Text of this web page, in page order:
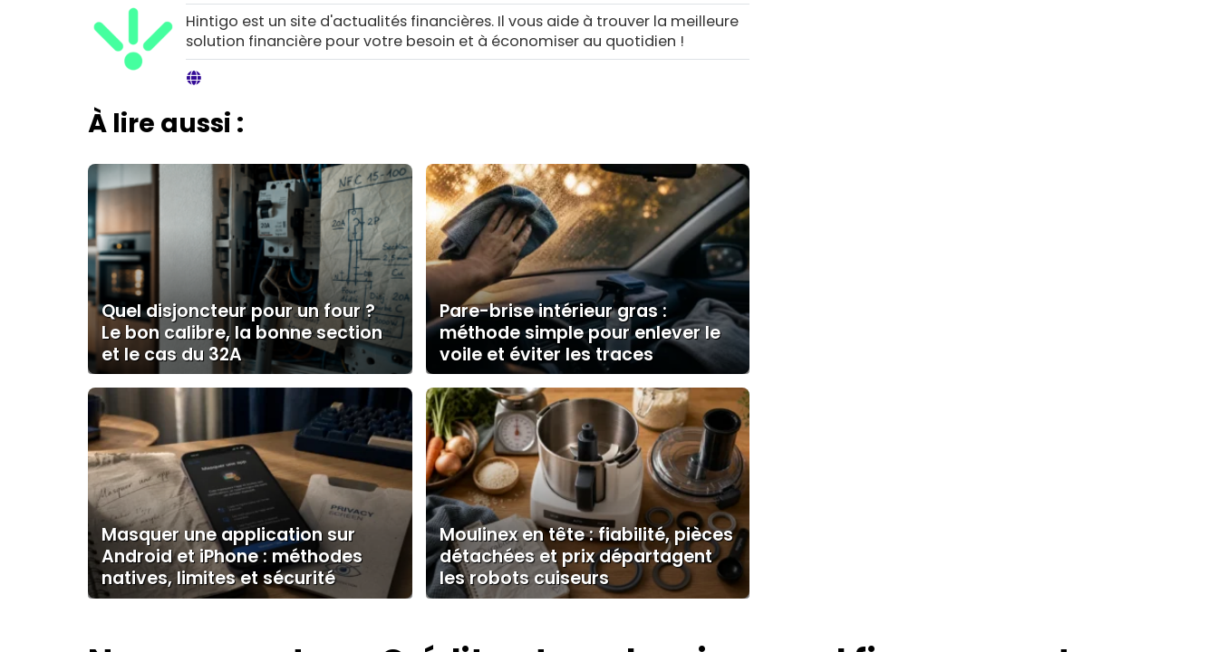
Hintigo est un site d'actualités financières. Il vous aide à trouver la meilleure
solution financière pour votre besoin et à économiser au quotidien !
À lire aussi :
Quel disjoncteur pour un four ?
Le bon calibre, la bonne section
et le cas du 32A
Pare-brise intérieur gras :
méthode simple pour enlever le
voile et éviter les traces
Masquer une application sur
Android et iPhone : méthodes
natives, limites et sécurité
Moulinex en tête : fiabilité, pièces
détachées et prix départagent
les robots cuiseurs